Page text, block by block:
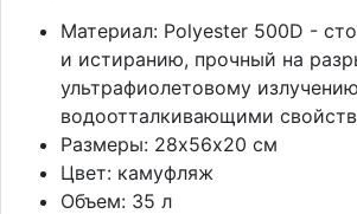
Материал: Polyester 500D -
и истиранию, прочный на
ультрафиолетовому
водоотталкивающими
Размеры: 28х56х20 см
Цвет: камуфляж
Объем: 35 л